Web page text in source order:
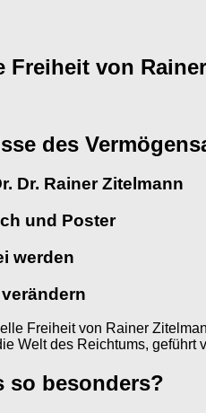
Freiheit von
des
Dr. Rainer Zitelmann
und Poster
werden
Freiheit von Rainer
Welt des Reichtums,
so besonders?